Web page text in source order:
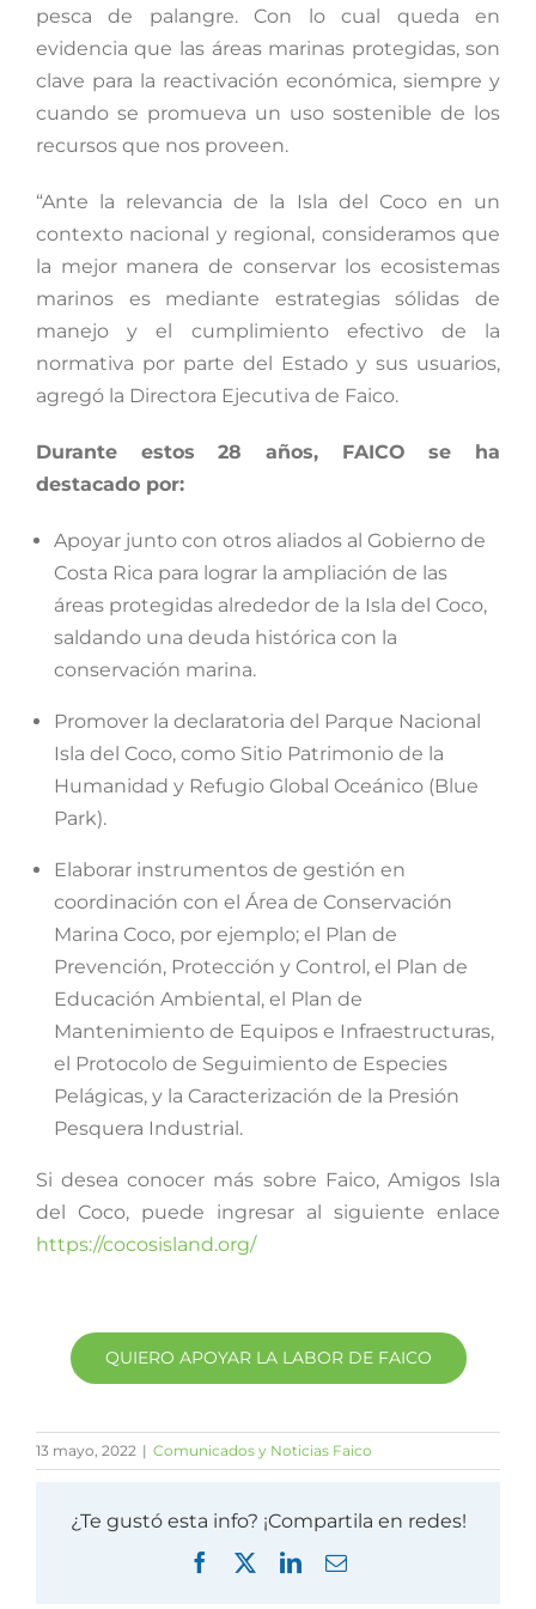
pesca de palangre. Con lo cual queda en
evidencia que las áreas marinas protegidas, son
clave para la reactivación económica, siempre y
cuando se promueva un uso sostenible de los
recursos que nos proveen.
“Ante la relevancia de la Isla del Coco en un
contexto nacional y regional, consideramos que
la mejor manera de conservar los ecosistemas
marinos es mediante estrategias sólidas de
manejo y el cumplimiento efectivo de la
normativa por parte del Estado y sus usuarios,
agregó la Directora Ejecutiva de Faico.
Durante estos 28 años, FAICO se ha
destacado por:
Apoyar junto con otros aliados al Gobierno de
Costa Rica para lograr la ampliación de las
áreas protegidas alrededor de la Isla del Coco,
saldando una deuda histórica con la
conservación marina.
Promover la declaratoria del Parque Nacional
Isla del Coco, como Sitio Patrimonio de la
Humanidad y Refugio Global Oceánico (Blue
Park).
Elaborar instrumentos de gestión en
coordinación con el Área de Conservación
Marina Coco, por ejemplo; el Plan de
Prevención, Protección y Control, el Plan de
Educación Ambiental, el Plan de
Mantenimiento de Equipos e Infraestructuras,
el Protocolo de Seguimiento de Especies
Pelágicas, y la Caracterización de la Presión
Pesquera Industrial.
Si desea conocer más sobre Faico, Amigos Isla
del Coco, puede ingresar al siguiente enlace
https://cocosisland.org/
QUIERO APOYAR LA LABOR DE FAICO
13 mayo, 2022 | Comunicados y Noticias Faico
¿Te gustó esta info? ¡Compartila en redes!
Facebook LinkedInCorreo